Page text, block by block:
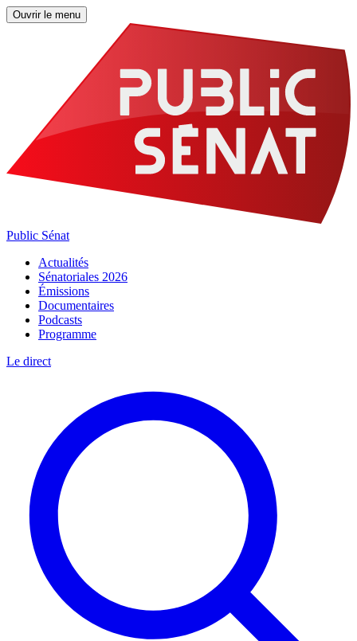
Ouvrir le menu
Public Sénat
Actualités
Sénatoriales 2026
Émissions
Documentaires
Podcasts
Programme
Le direct